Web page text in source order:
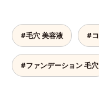
スを防ぐ（ウォッシュを
オルビス内スキンケアシリ
湿力*3 年齢に応じたお手
と*4 剥がれずに肌に蓄積
成分として、「DF-パンテノ
(*3)」を国内唯一(*4)、高濃
合。角層のバリア機能に
して肌荒れを防ぎ、肌不調
ない肌を叶えます。そし
#毛穴 美容液 #
#ファンデーション 毛穴